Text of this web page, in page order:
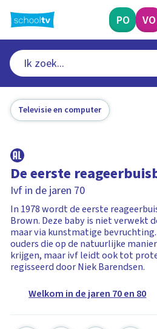
naar
hoofdinhoud
PO VO
Televisie en computer
De eerste
Ivf in de jaren 70
In 1978 wordt de eerste
Brown. Deze baby is niet verwekt
maar via kunstmatige
ouders die op de natuurlijke
krijgen, maar ivf leidt ook tot
regisseerd door Niek Barendsen.
Welkom in de jaren 70 en 80